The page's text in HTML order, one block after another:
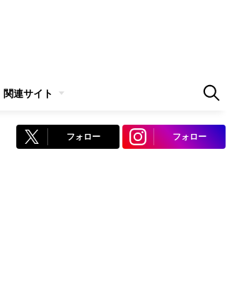
関連サイト
フォロー フォロー